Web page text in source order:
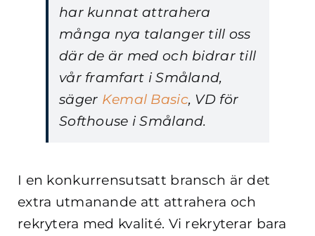
har kunnat attrahera
många nya talanger till oss
där de är med och bidrar till
vår framfart i Småland,
säger Kemal Basic, VD för
Softhouse i Småland.
I en konkurrensutsatt bransch är det
extra utmanande att attrahera och
rekrytera med kvalité. Vi rekryterar bara